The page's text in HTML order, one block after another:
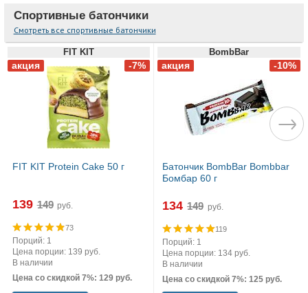
Спортивные батончики
Смотреть все спортивные батончики
FIT KIT
FIT KIT Protein Cake 50 г
139 руб.
73
Порций: 1
Цена порции: 139 руб.
В наличии
Цена со скидкой 7%: 129 руб.
BombBar
Батончик BombBar Bombbar
Бомбар 60 г
134 руб.
119
Порций: 1
Цена порции: 134 руб.
В наличии
Цена со скидкой 7%: 125 руб.